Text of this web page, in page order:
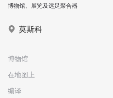
博物馆、展览及远足聚合器
莫斯科
博物馆
在地图上
编译